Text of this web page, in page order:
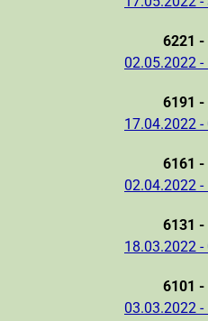
6221 -
02.05.2022
6191 -
17.04.2022
6161 -
02.04.2022
6131 -
18.03.2022
6101 -
03.03.2022